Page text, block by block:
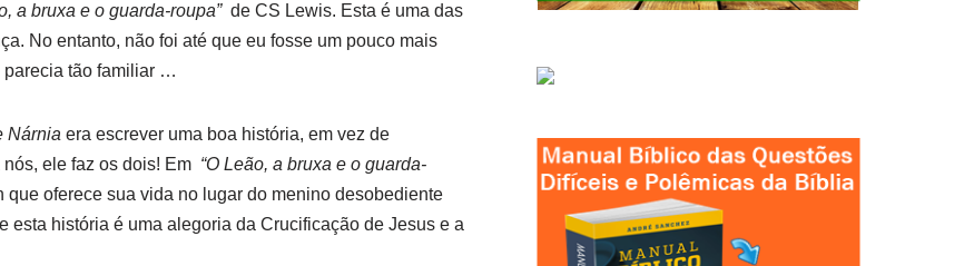
a bruxa e o guarda-roupa” de CS Lewis. Esta é uma das
No entanto, não foi até que eu fosse um pouco mais
parecia tão familiar …
Nárnia era escrever uma boa história, em vez de
ele faz os dois! Em “O Leão, a bruxa e o guarda-
oferece sua vida no lugar do menino desobediente
esta história é uma alegoria da Crucificação de Jesus e a